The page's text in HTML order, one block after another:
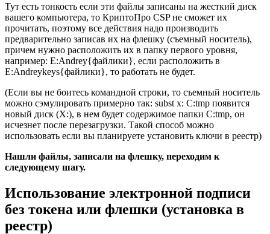
Тут есть тонкость если эти файлы записаны на жесткий диск
вашего компьютера, то КриптоПро CSP не сможет их
прочитать, поэтому все действия надо производить
предварительно записав их на флешку (съемный носитель),
причем нужно расположить их в папку первого уровня,
например: E:Andrey{файлики}, если расположить в
E:Andreykeys{файлики}, то работать не будет.
(Если вы не боитесь командной строки, то съемный носитель
можно сэмулировать примерно так: subst x: C:tmp появится
новый диск (X:), в нем будет содержимое папки C:tmp, он
исчезнет после перезагрузки. Такой способ можно
использовать если вы планируете установить ключи в реестр)
Нашли файлы, записали на флешку, переходим к
следующему шагу.
Использование электронной подписи
без токена или флешки (установка в
реестр)